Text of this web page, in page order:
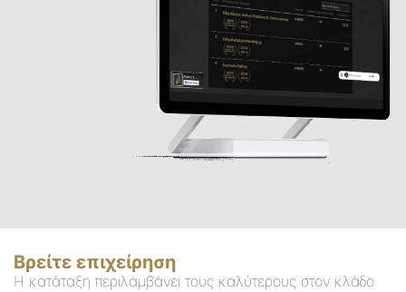
Βρείτε επιχείρηση
Η κατάταξη περιλαμβάνει τους καλύτερους στον κλάδο